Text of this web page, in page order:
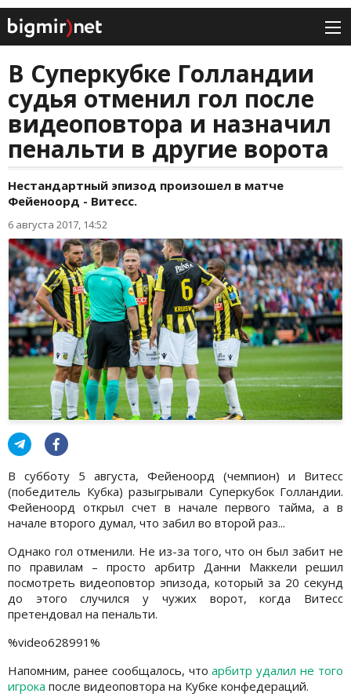
В Суперкубке Голландии
судья отменил гол после
видеоповтора и назначил
пенальти в другие ворота
Нестандартный эпизод произошел в матче
Фейеноорд - Витесс.
6 августа 2017, 14:52
В субботу 5 августа, Фейеноорд (чемпион) и Витесс
(победитель Кубка) разыгрывали Суперкубок Голландии.
Фейеноорд открыл счет в начале первого тайма, а в
начале второго думал, что забил во второй раз...
Однако гол отменили. Не из-за того, что он был забит не
по правилам – просто арбитр Данни Маккели решил
посмотреть видеоповтор эпизода, который за 20 секунд
до этого случился у чужих ворот, когда Витесс
претендовал на пенальти.
%video628991%
Напомним, ранее сообщалось, чтоарбитр удалил не того
игрока после видеоповтора на Кубке конфедераций.